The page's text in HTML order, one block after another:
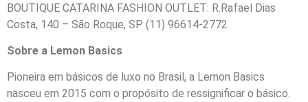
BOUTIQUE CATARINA FASHION OUTLET: R.Rafael Dias
Costa, 140 – São Roque, SP (11) 96614-2772
Sobre a Lemon Basics
Pioneira em básicos de luxo no Brasil, a Lemon Basics
nasceu em 2015 com o propósito de ressignificar o básico.